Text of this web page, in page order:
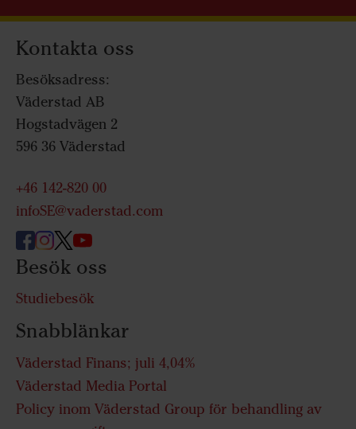
Kontakta oss
Besöksadress:
Väderstad AB
Hogstadvägen 2
596 36 Väderstad
+46 142-820 00
infoSE@vaderstad.com
Besök oss
Studiebesök
Snabblänkar
Väderstad Finans; juli 4,04%
Väderstad Media Portal
Policy inom Väderstad Group för behandling av